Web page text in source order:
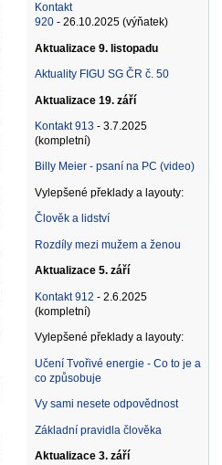
Kontakt
920 - 26.10.2025 (výňatek)
Aktualizace 9. listopadu
Aktuality FIGU SG ČR č. 50
Aktualizace 19. září
Kontakt 913- 3.7.2025
(kompletní)
Billy Meier - psaní na PC (video)
Vylepšené překlady a layouty:
Člověk a lidství
Rozdíly mezi mužem a ženou
Aktualizace 5. září
Kontakt 912 - 2.6.2025
(kompletní)
Vylepšené překlady a layouty:
Učení Tvořivé energie - Co to je a
co způsobuje
Vy sami nesete odpovědnost
Základní pravidla člověka
Aktualizace 3. září